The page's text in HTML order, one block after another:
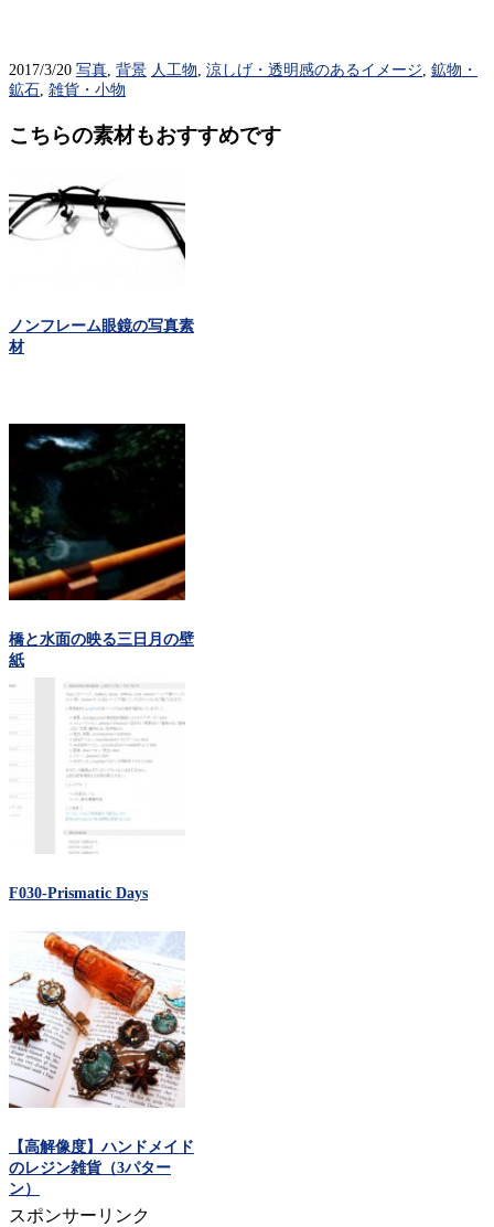
2017/3/20 写真 背景 人工物 涼しげ・透明感のあるイメージ 鉱物・
鉱石 雑貨・小物
こちらの素材もおすすめです
ノンフレーム眼鏡の写真素
材
橋と水面の映る三日月の壁
紙
F030-Prismatic Days
【高解像度】ハンドメイド
のレジン雑貨（3パター
ン）
スポンサーリンク